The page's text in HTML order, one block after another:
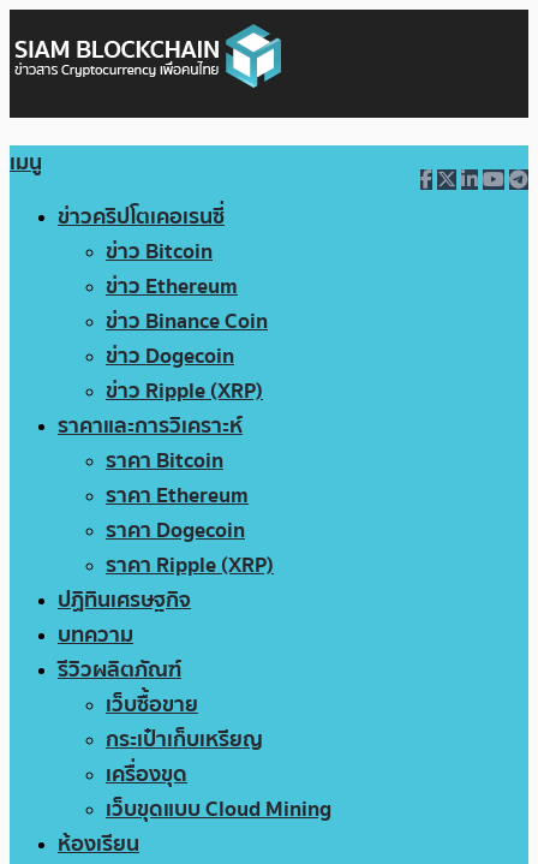
เมนู
ข่าวคริปโตเคอเรนซี่
ข่าว Bitcoin
ข่าว Ethereum
ข่าว Binance Coin
ข่าว Dogecoin
ข่าว Ripple (XRP)
ราคาและการวิเคราะห์
ราคา Bitcoin
ราคา Ethereum
ราคา Dogecoin
ราคา Ripple (XRP)
ปฏิทินเศรษฐกิจ
บทความ
รีวิวผลิตภัณฑ์
เว็บซื้อขาย
กระเป๋าเก็บเหรียญ
เครื่องขุด
เว็บขุดแบบ Cloud Mining
ห้องเรียน